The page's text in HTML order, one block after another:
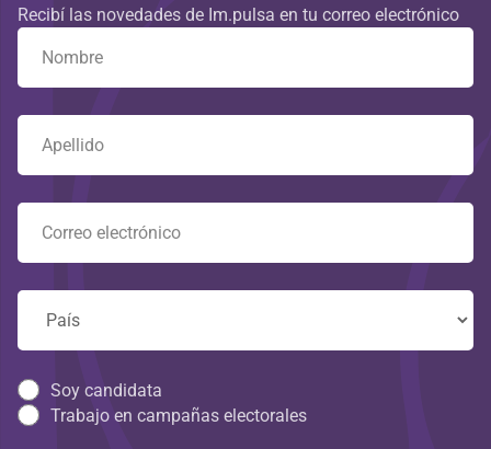
Recibí las novedades de Im.pulsa en tu correo electrónico
Soy candidata
Trabajo en campañas electorales